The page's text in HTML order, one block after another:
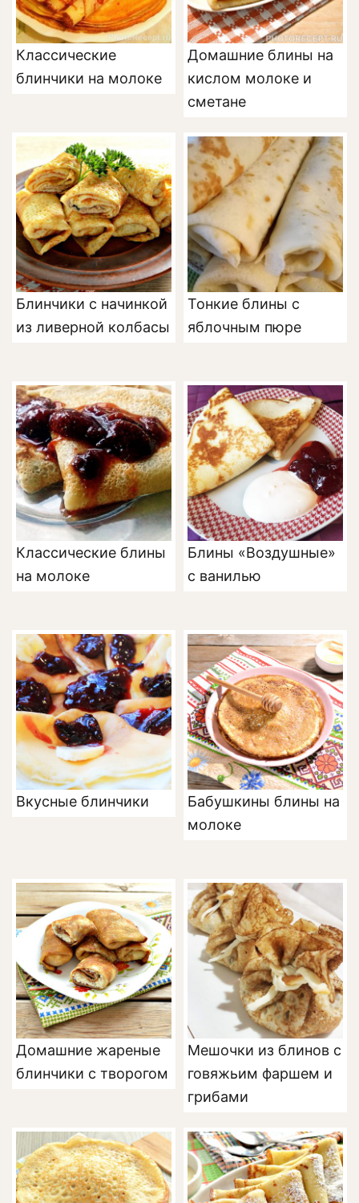
Классические
блинчики на молоке
Домашние блины на
кислом молоке и
сметане
Блинчики с начинкой
из ливерной колбасы
Тонкие блины с
яблочным пюре
Классические блины
на молоке
Блины «Воздушные»
с ванилью
Вкусные блинчики
Бабушкины блины на
молоке
Домашние жареные
блинчики с творогом
Мешочки из блинов с
говяжьим фаршем и
грибами